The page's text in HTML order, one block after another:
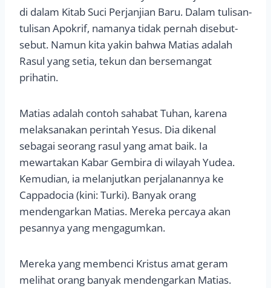
di dalam Kitab Suci Perjanjian Baru. Dalam tulisan-
tulisan Apokrif, namanya tidak pernah disebut-
sebut. Namun kita yakin bahwa Matias adalah
Rasul yang setia, tekun dan bersemangat
prihatin.
Matias adalah contoh sahabat Tuhan, karena
melaksanakan perintah Yesus. Dia dikenal
sebagai seorang rasul yang amat baik. Ia
mewartakan Kabar Gembira di wilayah Yudea.
Kemudian, ia melanjutkan perjalanannya ke
Cappadocia (kini: Turki). Banyak orang
mendengarkan Matias. Mereka percaya akan
pesannya yang mengagumkan.
Mereka yang membenci Kristus amat geram
melihat orang banyak mendengarkan Matias.